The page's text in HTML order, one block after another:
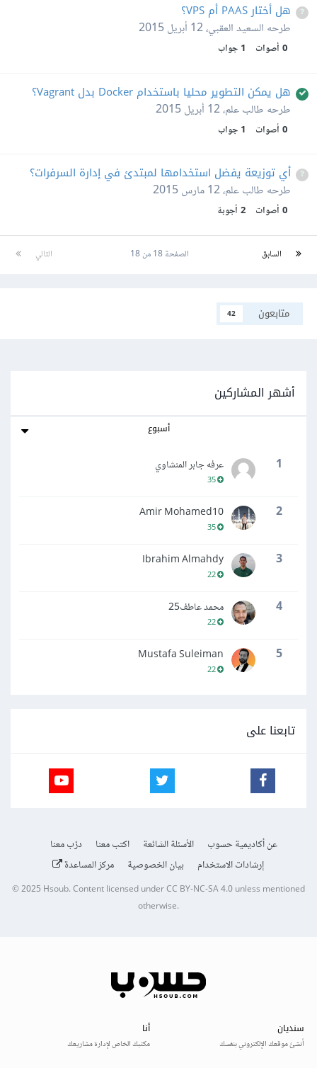
هل أختار PAAS أم VPS؟
طرحه السعيد العقبي،12 أبريل 2015
0 أصوات 1 جواب
هل يمكن التطوير محليا باستخدام Docker بدل Vagrant؟
طرحه طالب علم،12 أبريل 2015
0 أصوات 1 جواب
أي توزيعة يفضل استخدامها لمبتدئ في إدارة السرفرات؟
طرحه طالب علم،12 مارس 2015
0 أصوات 2 أجوبة
السابق التالي الصفحة 18 من 18
متابعون 42
أشهر المشاركين
أسبوع
1 عرفه جابر المنشاوي
2
Amir Mohamed10
3
Ibrahim Almahdy
4 محمد عاطف25
5
Mustafa Suleiman
تابعنا على
عن أكاديمية حسوب الأسئلة الشائعة اكتب معنا
درّب معنا
إرشادات الاستخدام
بيان الخصوصية مركز المساعدة
© 2025 Hsoub.Content licensed underCC BY-NC-SA 4.0unless mentioned
otherwise.